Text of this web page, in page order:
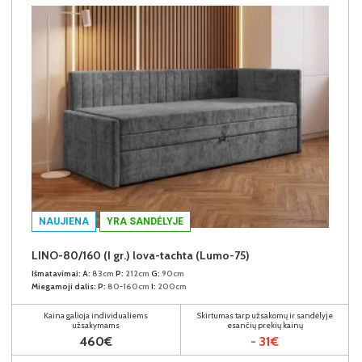
NAUJIENA YRA SANDĖLYJE
LINO-80/160 (I gr.) lova-tachta (Lumo-75)
Išmatavimai: A: 83cm P: 212cm G: 90cm
Miegamoji dalis: P: 80-160cm I: 200cm
Kaina galioja individualiems
užsakymams
460€
Skirtumas tarp užsakomų ir sandėlyje
esančių prekių kainų
- 31€